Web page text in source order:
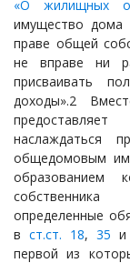
«О жилищных
имущество дома
праве общей
не вправе ни
присваивать
доходы».2
наслаждаться
общедомовым
образованием
определенные
в ст.ст. 18, 35 и
первой из